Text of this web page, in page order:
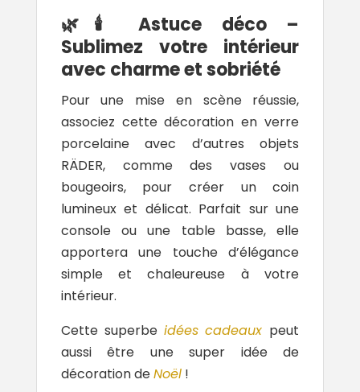
🌿🕯️ Astuce déco –
Sublimez votre intérieur
avec charme et sobriété
Pour une mise en scène réussie,
associez cette décoration en verre
porcelaine avec d’autres objets
RÄDER, comme des vases ou
bougeoirs, pour créer un coin
lumineux et délicat. Parfait sur une
console ou une table basse, elle
apportera une touche d’élégance
simple et chaleureuse à votre
intérieur.
Cette superbe idées cadeaux peut
aussi être une super idée de
décoration deNoël!